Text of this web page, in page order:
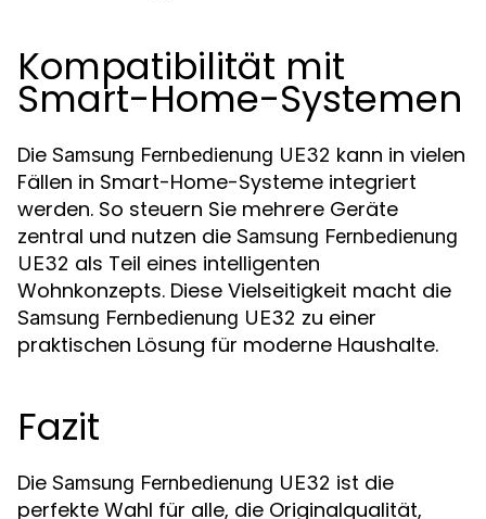
Kompatibilität mit
Smart-Home-Systemen
Die Samsung Fernbedienung UE32 kann in vielen
Fällen in Smart-Home-Systeme integriert
werden. So steuern Sie mehrere Geräte
zentral und nutzen die Samsung Fernbedienung
UE32 als Teil eines intelligenten
Wohnkonzepts. Diese Vielseitigkeit macht die
Samsung Fernbedienung UE32 zu einer
praktischen Lösung für moderne Haushalte.
Fazit
Die Samsung Fernbedienung UE32 ist die
perfekte Wahl für alle, die Originalqualität,